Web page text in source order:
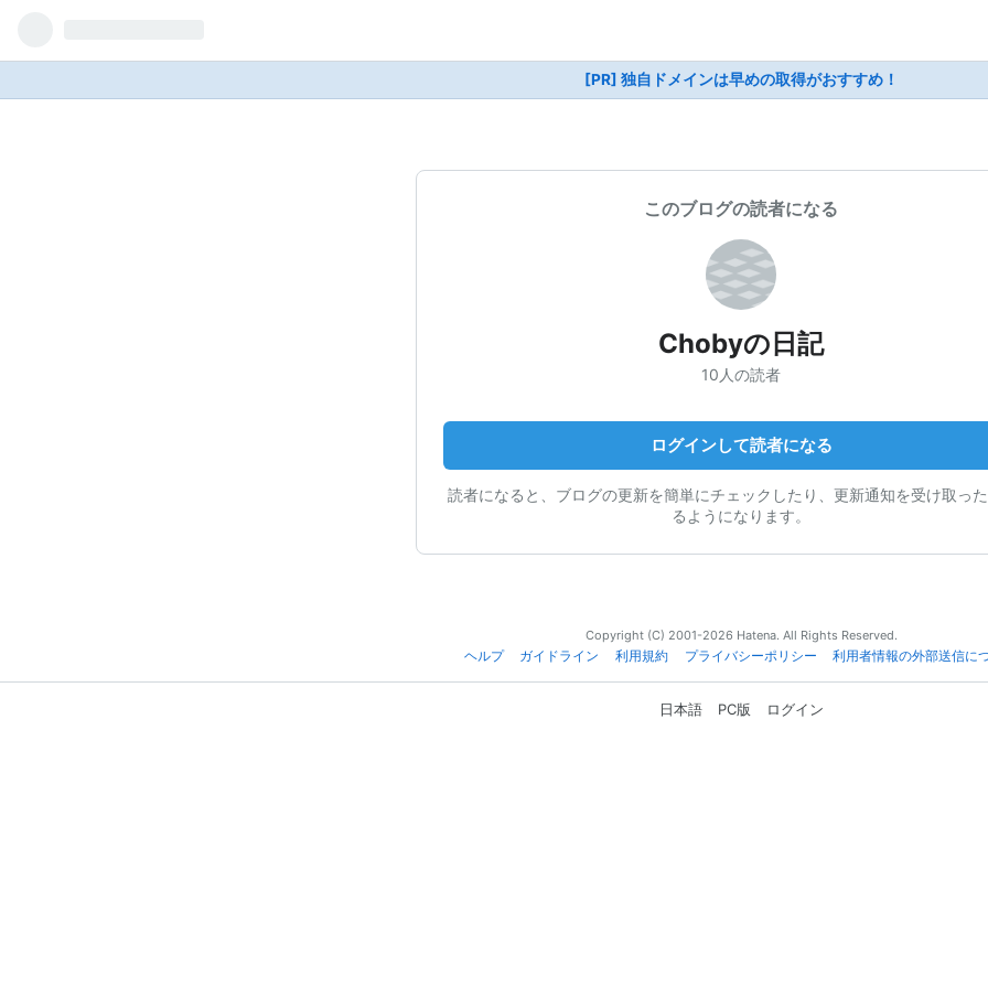
[PR] 独自ドメインは早めの取得がおすすめ！
このブログの読者になる
Chobyの日記
10人の読者
ログインして読者になる
読者になると、ブログの更新を簡単にチェックしたり、更新通知を受け取っ
るようになります。
Copyright (C) 2001-2026 Hatena. All Rights Reserved.
ヘルプ
ガイドライン 利用規約 プライバシーポリシー 利用者情報の外部送信に
日本語 PC版 ログイン